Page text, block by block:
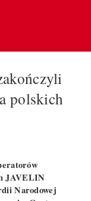
polskich
JAVELIN
Narodowej